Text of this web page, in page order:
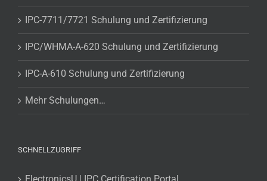
IPC-7711/7721 Schulung und Zertifizierung
IPC/WHMA-A-620 Schulung und Zertifizierung
IPC-A-610 Schulung und Zertifizierung
Mehr Schulungen…
SCHNELLZUGRIFF